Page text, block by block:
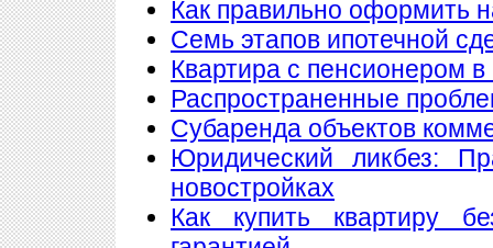
Как правильно оформить
Семь этапов ипотечной
Квартира с пенсионером в
Распространенные
Субаренда объектов
Юридический ликбез:
новостройках
Как купить квартиру